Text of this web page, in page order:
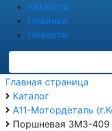
Каталоги
Новинки
Новости
Главная страница
Каталог
А11-Мотордеталь
Поршневая ЗМЗ-409